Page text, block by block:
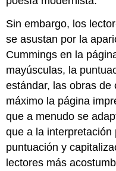
Sin embargo, los
se asustan por la
Cummings en la
mayúsculas, la
estándar, las obras de
máximo la página
que a menudo se
que a la
puntuación y
lectores más